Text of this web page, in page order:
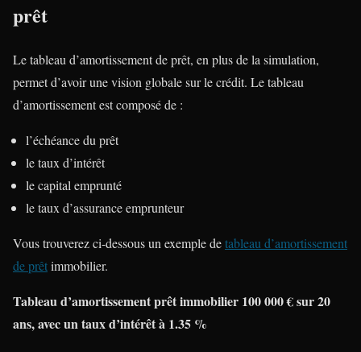
prêt
Le tableau d’amortissement de prêt, en plus de la simulation,
permet d’avoir une vision globale sur le crédit. Le tableau
d’amortissement est composé de :
l’échéance du prêt
le taux d’intérêt
le capital emprunté
le taux d’assurance emprunteur
Vous trouverez ci-dessous un exemple detableau d’amortissement
de prêtimmobilier.
Tableau d’amortissement prêt immobilier 100 000 € sur 20
ans, avec un taux d’intérêt à 1.35 %